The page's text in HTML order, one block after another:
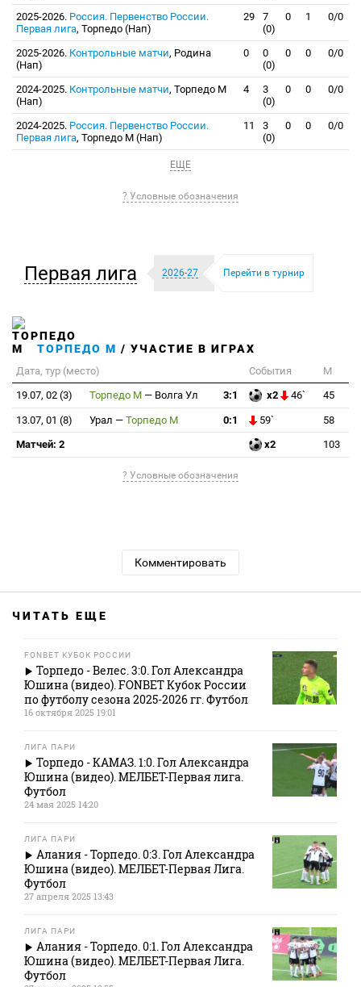
2025-2026. Россия. Первенство России.
Первая лига, Торпедо (Нап)
29
7
(0)
0 1 0/0
2025-2026. Контрольные матчи, Родина
(Нап)
0
0
(0)
0 0 0/0
2024-2025. Контрольные матчи, Торпедо М
(Нап)
4
3
(0)
0 0 0/0
2024-2025. Россия. Первенство России.
Первая лига, Торпедо М (Нап)
11
3
(0)
0 0 0/0
ЕЩЕ
? Условные обозначения
Первая лига 2026-27 Перейти в турнир
ТОРПЕДО М / УЧАСТИЕ В ИГРАХ
Дата, тур (место) События
М
19.07, 02 (3)
Торпедо М — Волга Ул 3:1 x2 46` 45
13.07, 01 (8) Урал — Торпедо М 0:1 59`
58
Матчей: 2
x2 103
? Условные обозначения
Комментировать
ЧИТАТЬ ЕЩЕ
FONBET КУБОК РОССИИ
Торпедо - Велес. 3:0. Гол Александра
Юшина (видео). FONBET Кубок России
по футболу сезона 2025-2026 гг. Футбол
16 октября 2025 19:01
ЛИГА ПАРИ
Торпедо - КАМАЗ. 1:0. Гол Александра
Юшина (видео). МЕЛБЕТ-Первая лига.
Футбол
24 мая 2025 14:20
ЛИГА ПАРИ
Алания - Торпедо. 0:3. Гол Александра
Юшина (видео). МЕЛБЕТ-Первая Лига.
Футбол
27 апреля 2025 13:43
ЛИГА ПАРИ
Алания - Торпедо. 0:1. Гол Александра
Юшина (видео). МЕЛБЕТ-Первая Лига.
Футбол